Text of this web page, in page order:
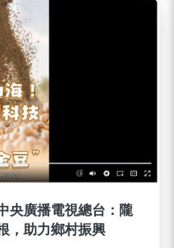
央廣播電視總台：隴
，助力鄉村振興